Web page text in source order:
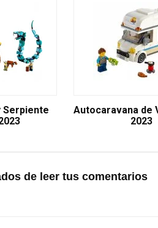
Serpiente
Autocaravana de
2023
de leer tus comentarios